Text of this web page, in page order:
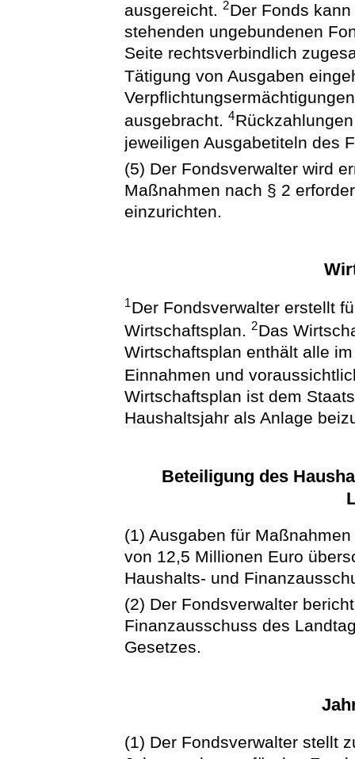
ausgereicht.2Der Fonds
stehenden ungebundenen
Seite rechtsverbindlich
Tätigung von Ausgaben
ausgebracht.4
jeweiligen Ausgabetiteln des
(5) Der Fondsverwalter wird
Maßnahmen nach § 2
einzurichten.
1Der Fondsverwalter erstellt
Wirtschaftsplan.2Das
Wirtschaftsplan enthält alle
Einnahmen und
Wirtschaftsplan ist dem
Haushaltsjahr als Anlage
Beteiligung des
(1) Ausgaben für
von 12,5 Millionen Euro
Haushalts- und
(2) Der Fondsverwalter
Finanzausschuss des
Gesetzes.
(1) Der Fondsverwalter stellt